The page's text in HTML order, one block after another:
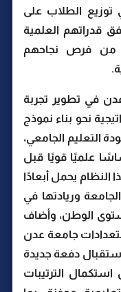
توزيع الطلاب على
قدراتهم العلمية
من فرص نجاحهم
في تطوير تجربة
نحو بناء نموذج
التعليم الجامعي،
علميًا قويًا قبل
النظام يحمل أبعادًا
وريادتها في
الوطن، وأضاف
جامعة عدن
الجديد 2026/2027، واستقبال دفعة جديدة
الترتيبات